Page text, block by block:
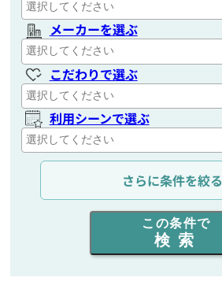
メーカーを選ぶ
こだわりで選ぶ
利用シーンで選ぶ
通信距離を選ぶ
出力を選ぶ
同時通話人数を選ぶ
さらに条件を絞る
この条件で
検索